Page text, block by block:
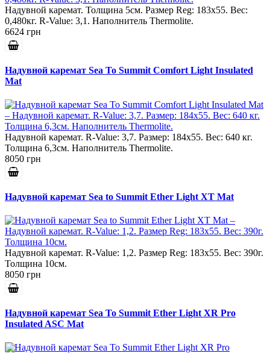
Надувной каремат. Толщина 5см. Размер Reg: 183x55. Вес:
0,480кг. R-Value: 3,1. Наполнитель Thermolite.
6624 грн
Надувной каремат Sea To Summit Comfort Light Insulated
Mat
Надувной каремат. R-Value: 3,7. Размер: 184x55. Вес: 640 кг.
Толщина 6,3см. Наполнитель Thermolite.
8050 грн
Надувной каремат Sea to Summit Ether Light XT Mat
Надувной каремат. R-Value: 1,2. Размер Reg: 183x55. Вес: 390г.
Толщина 10см.
8050 грн
Надувной каремат Sea To Summit Ether Light XR Pro
Insulated ASC Mat